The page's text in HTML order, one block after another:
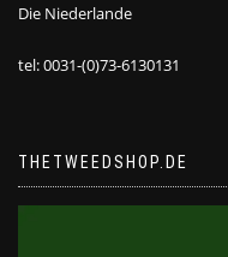
Die Niederlande
tel: 0031-(0)73-6130131
THETWEEDSHOP.DE